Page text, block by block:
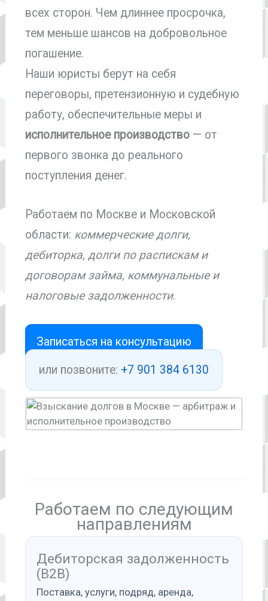
всех сторон. Чем длиннее просрочка,
тем меньше шансов на добровольное
погашение.
Наши юристы берут на себя
переговоры, претензионную и судебную
работу, обеспечительные меры и
исполнительное производство — от
первого звонка до реального
поступления денег.
Работаем по Москве и Московской
области: коммерческие долги,
дебиторка, долги по распискам и
договорам займа, коммунальные и
налоговые задолженности.
Записаться на консультацию
или позвоните: +7 901 384 6130
Работаем по следующим
направлениям
Дебиторская задолженность
(B2B)
Поставка, услуги, подряд, аренда,